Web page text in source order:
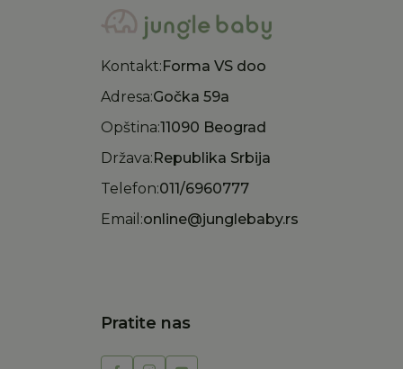
Kontakt: Forma VS doo
Adresa:Gočka 59a
Opština:11090 Beograd
Država: Republika Srbija
Telefon:011/6960777
Email:online@junglebaby.rs
Pratite nas